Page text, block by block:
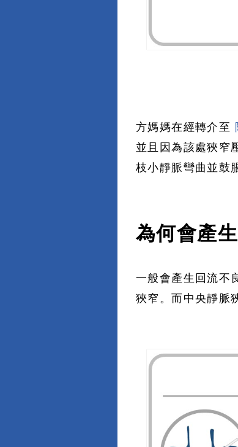
方媽媽在經轉介至
並且因為該處狹窄
枝小靜脈彎曲並鼓
為何會產
一般會產生回流不
狹窄。而中央靜脈